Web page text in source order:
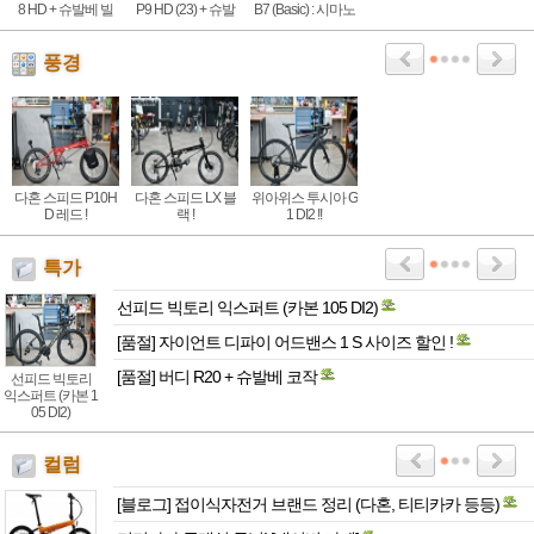
8 HD + 슈발베 빌
리봉커 : 15년이 지
P9 HD (23) + 슈발
베 마라톤레이서
B7 (Basic) : 시마노
7단 기어, 알루미늄
풍경
다혼 스피드 P10H
D 레드 !
다혼 스피드 LX 블
랙 !
위아위스 투시아 G
1 DI2 !!
특가
선피드 빅토리
익스퍼트 (카본 1
05 DI2)
선피드 빅토리 익스퍼트 (카본 105 DI2)
[품절] 자이언트 디파이 어드밴스 1 S 사이즈 할인 !
[품절] 버디 R20 + 슈발베 코작
컬럼
[블로그] 접이식자전거 브랜드 정리 (다혼, 티티카카 등등)